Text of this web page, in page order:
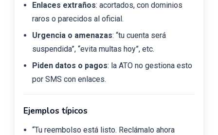
Enlaces extraños: acortados, con dominios
raros o parecidos al oficial.
Urgencia o amenazas: “tu cuenta será
suspendida”, “evita multas hoy”, etc.
Piden datos o pagos: la ATO no gestiona esto
por SMS con enlaces.
Ejemplos típicos
“Tu reembolso está listo. Reclámalo ahora